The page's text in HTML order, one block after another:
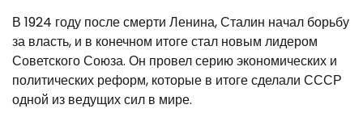
В 1924 году после смерти Ленина, Сталин начал борьбу
за власть, и в конечном итоге стал новым лидером
Советского Союза. Он провел серию экономических и
политических реформ, которые в итоге сделали СССР
одной из ведущих сил в мире.